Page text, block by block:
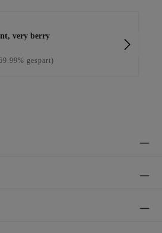
very berry
gespart)